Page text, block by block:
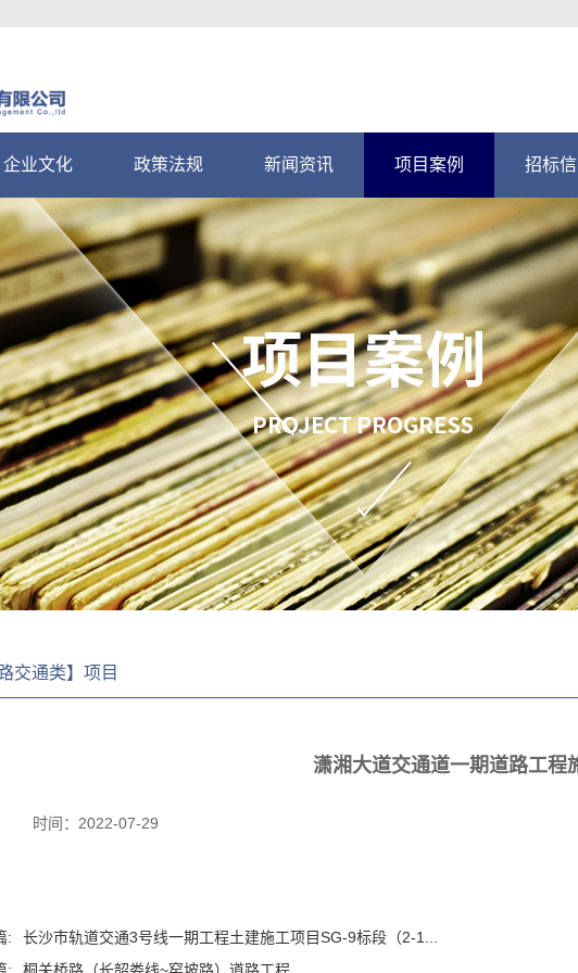
企业文化 政策法规 新闻资讯 项目案例 招标
交通类】项目
潇湘大道交通道一期道路工程
时间： 2022-07-29
:
长沙市轨道交通3号线一期工程土建施工项目SG-9标段（2-1...